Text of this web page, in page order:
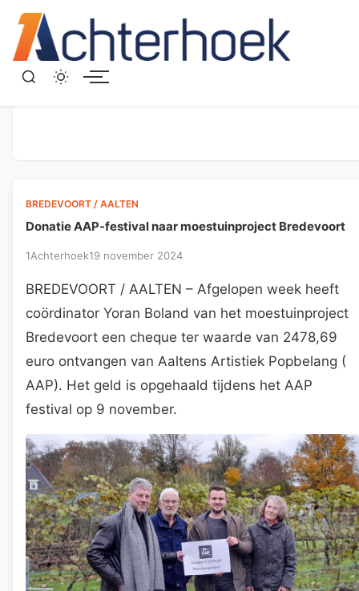
BREDEVOORT / AALTEN
Donatie AAP-festival naar moestuinproject Bredevoort
1Achterhoek19 november 2024
BREDEVOORT / AALTEN – Afgelopen week heeft
coördinator Yoran Boland van het moestuinproject
Bredevoort een cheque ter waarde van 2478,69
euro ontvangen van Aaltens Artistiek Popbelang (
AAP). Het geld is opgehaald tijdens het AAP
festival op 9 november.